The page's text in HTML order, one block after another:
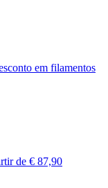
em filamentos
de € 87,90